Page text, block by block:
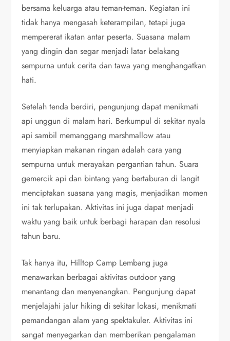
bersama keluarga atau teman-teman. Kegiatan ini
tidak hanya mengasah keterampilan, tetapi juga
mempererat ikatan antar peserta. Suasana malam
yang dingin dan segar menjadi latar belakang
sempurna untuk cerita dan tawa yang menghangatkan
hati.
Setelah tenda berdiri, pengunjung dapat menikmati
api unggun di malam hari. Berkumpul di sekitar nyala
api sambil memanggang marshmallow atau
menyiapkan makanan ringan adalah cara yang
sempurna untuk merayakan pergantian tahun. Suara
gemercik api dan bintang yang bertaburan di langit
menciptakan suasana yang magis, menjadikan momen
ini tak terlupakan. Aktivitas ini juga dapat menjadi
waktu yang baik untuk berbagi harapan dan resolusi
tahun baru.
Tak hanya itu, Hilltop Camp Lembang juga
menawarkan berbagai aktivitas outdoor yang
menantang dan menyenangkan. Pengunjung dapat
menjelajahi jalur hiking di sekitar lokasi, menikmati
pemandangan alam yang spektakuler. Aktivitas ini
sangat menyegarkan dan memberikan pengalaman